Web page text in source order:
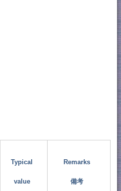
Typical
value
Remarks
備考